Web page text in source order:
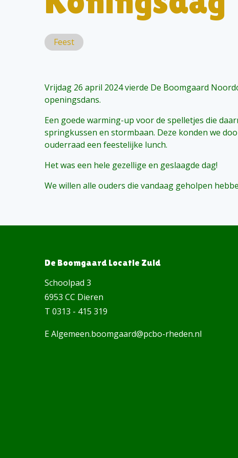
Feest
Vrijdag 26 april 2024 vierde De Boomgaard
openingsdans.
Een goede warming-up voor de spelletjes die
springkussen en stormbaan. Deze konden we
ouderraad een feestelijke lunch.
Het was een hele gezellige en geslaagde dag!
We willen alle ouders die vandaag geholpen
De Boomgaard Locatie Zuid
Schoolpad 3
6953 CC Dieren
T 0313 - 415 319
E Algemeen.boomgaard@pcbo-rheden.nl